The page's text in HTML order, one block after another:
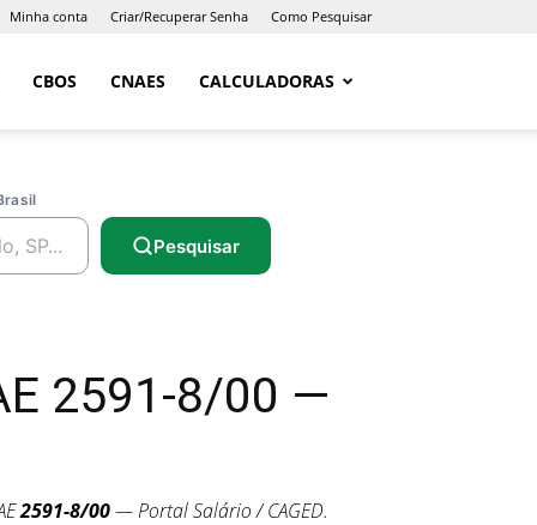
Minha conta Criar/Recuperar Senha Como Pesquisar
CBOS CNAES CALCULADORAS
Pesquisar
2591-8/00 —
2591-8/00— Portal Salário / CAGED.